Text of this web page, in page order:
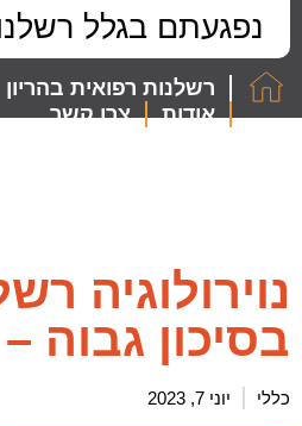
לתוכןנפגעתם בגלל
רשלנות רפואית בהריון
אודות
צרו קשר
נוירולוגיה
בסיכון גבוה
כללי יוני 7, 2023